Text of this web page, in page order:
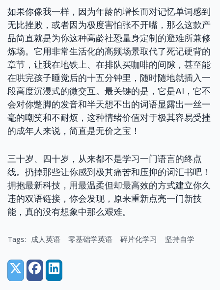
如果你像我一样，因为年龄的增长而对记忆单词感到
无比挫败，或者因为极度害怕张不开嘴，那么这款产
品简直就是为你这种高龄社恐量身定制的避难所兼修
炼场。它用非常生活化的高频场景取代了死记硬背的
章节，让我在地铁上、在排队买咖啡的间隙，甚至能
在哄完孩子睡觉后的十五分钟里，随时随地就插入一
段高度沉浸式的微交互。最关键的是，它是AI，它不
会对你蹩脚的发音和半天想不出的词语显露出一丝一
毫的嘲笑和不耐烦，这种情绪价值对于极其容易受挫
的成年人来说，简直是无价之宝！
三十岁、四十岁，从来都不是学习一门语言的终点
线。扔掉那些让你感到极其痛苦和压抑的词汇书吧！
拥抱最新科技，用最温柔但却最高效的方式建立你久
违的双语链接，你会发现，原来重新点亮一门新技
能，真的没有想象中那么艰难。
Tags: 成人英语 零基础学英语 碎片化学习 坚持自学
Share:
X (Twitter)
FacebookLinkedIn